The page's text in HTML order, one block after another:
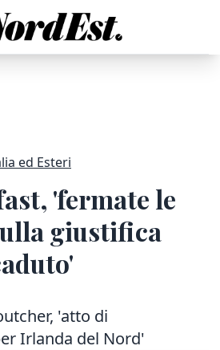
ed Esteri
'fermate le
giustifica
'atto di
Irlanda del Nord'